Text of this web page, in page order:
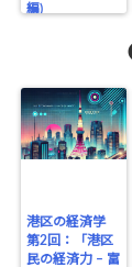
編)
港区の経済学
第2回：「港区
民の経済力 – 富